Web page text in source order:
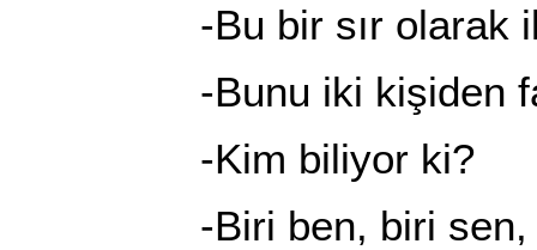
-Bu bir sır olarak
-Bunu iki kişiden
-Kim biliyor ki?
-Biri ben, biri sen,